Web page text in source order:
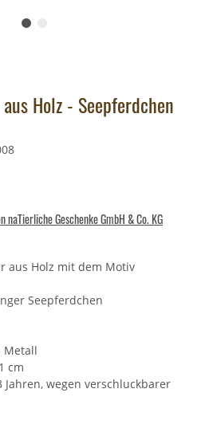
Holz - Seepferdchen
naTierliche Geschenke GmbH & Co. KG
aus Holz mit dem Motiv
Seepferdchen
Metall
cm
wegen verschluckbarer